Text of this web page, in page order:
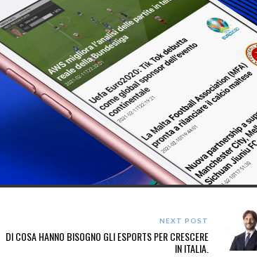
NEXT POST
DI COSA HANNO BISOGNO GLI ESPORTS PER CRESCERE
IN ITALIA.